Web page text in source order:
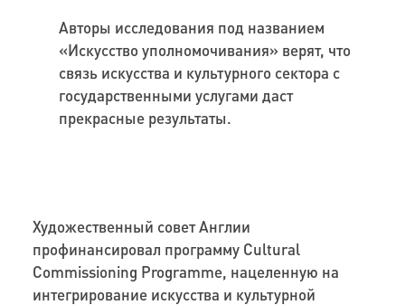
Авторы исследования под названием
«Искусство уполномочивания» верят, что
связь искусства и культурного сектора с
государственными услугами даст
прекрасные результаты.
Художественный совет Англии
профинансировал программу Cultural
Commissioning Programme, нацеленную на
интегрирование искусства и культурной